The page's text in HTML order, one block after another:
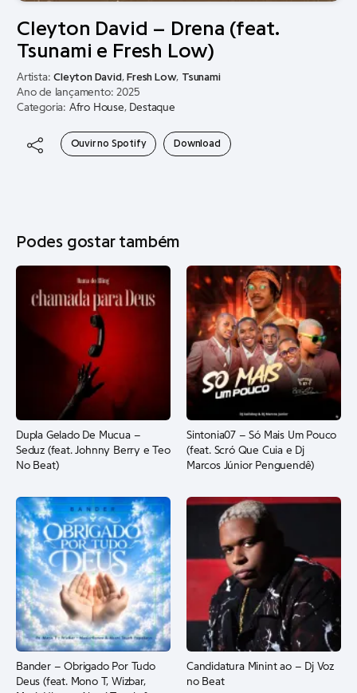
Cleyton David – Drena (feat.
Tsunami e Fresh Low)
Artista:Cleyton David, Fresh Low, Tsunami
Ano de lançamento: 2025
Categoria: Afro House, Destaque
Ouvir no Spotify Download
Podes gostar também
Dupla Gelado De Mucua –
Seduz (feat. Johnny Berry e Teo
No Beat)
Sintonia07 – Só Mais Um Pouco
(feat. Scró Que Cuia e Dj
Marcos Júnior Penguendê)
Bander – Obrigado Por Tudo
Deus (feat. Mono T, Wizbar,
Candidatura Minint ao – Dj Voz
no Beat